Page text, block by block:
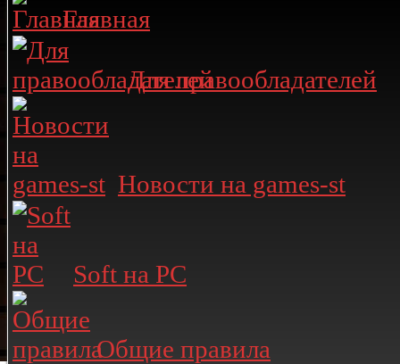
Главная
Для правообладателей
Новости на games-st
Soft на PC
Общие правила